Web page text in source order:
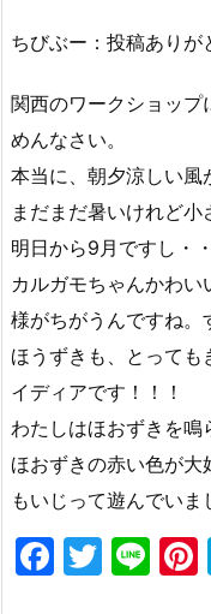
ちびぶー：投稿ありが
関西のワークショップ
めんなさい。
本当に、朝夕涼しい風
まだまだ暑いけれど小
明日から9月ですし・
カルガモちゃんかわ
様がちがうんですね。
ほうずきも、とって
イディアです！！！
わたしはほおずきを鳴
ほおずきの赤い色が
もいじって遊んでい
F
T
Li